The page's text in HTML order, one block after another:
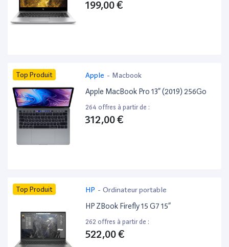
199,00 €
Top Produit Apple - Macbook
Apple MacBook Pro 13” (2019) 256Go
264 offres à partir de :
312,00 €
Top Produit HP - Ordinateur portable
HP ZBook Firefly 15 G7 15”
262 offres à partir de :
522,00 €